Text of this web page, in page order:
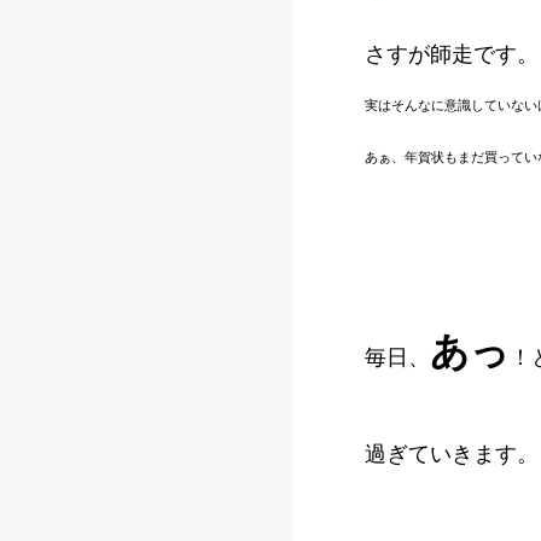
さすが師走です。
実はそんなに意識していな
あぁ、年賀状もまだ買ってい
毎日、 あっ
過ぎていきます。